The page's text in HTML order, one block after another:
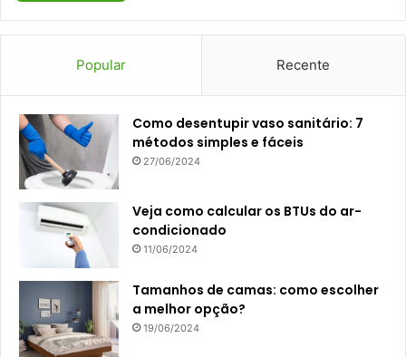
Popular Recente
Como desentupir vaso sanitário: 7
métodos simples e fáceis
27/06/2024
Veja como calcular os BTUs do ar-
condicionado
11/06/2024
Tamanhos de camas: como escolher
a melhor opção?
19/06/2024